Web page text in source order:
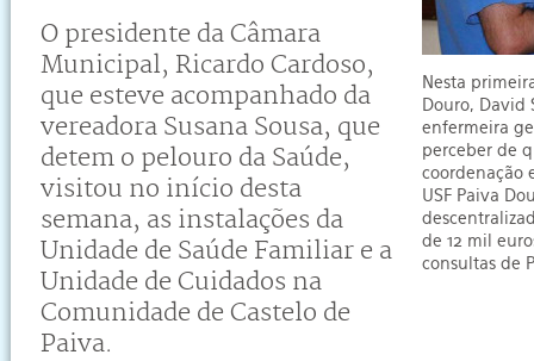
O presidente da Câmara
Municipal, Ricardo Cardoso,
que esteve acompanhado da
vereadora Susana Sousa, que
detem o pelouro da Saúde,
visitou no início desta
semana, as instalações da
Unidade de Saúde Familiar e a
Unidade de Cuidados na
Comunidade de Castelo de
Paiva.
Nesta
Douro, David
enfermeira
perceber de
coordenação
USF Paiva
de 12 mil
consultas de